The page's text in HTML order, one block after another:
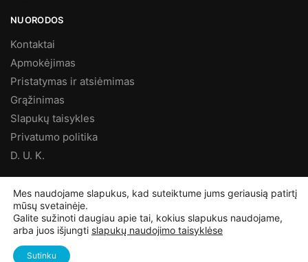
NUORODOS
Kontaktai
Apmokėjimas
Pristatymas ir atsiėmimas
Grąžinimas
Slapukų taisykles
Privatumo politika
D. U. K.
©Ampertas.lt2025, Visos teisės saugomos
Mes naudojame slapukus, kad suteiktume jums geriausią patirtį
mūsų svetainėje.
Galite sužinoti daugiau apie tai, kokius slapukus naudojame,
arba juos išjungti slapukų naudojimo taisyklėse
Sutinku